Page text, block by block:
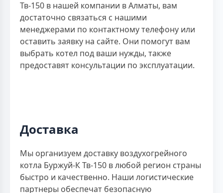
Тв-150 в нашей компании в Алматы, вам
достаточно связаться с нашими
менеджерами по контактному телефону или
оставить заявку на сайте. Они помогут вам
выбрать котел под ваши нужды, также
предоставят консультации по эксплуатации.
Доставка
Мы организуем доставку воздухогрейного
котла Буржуй-К Тв-150 в любой регион страны
быстро и качественно. Наши логистические
партнеры обеспечат безопасную